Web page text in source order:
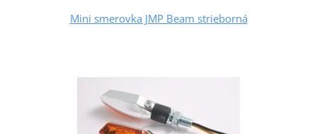
Mini smerovka JMP Beam strieborná